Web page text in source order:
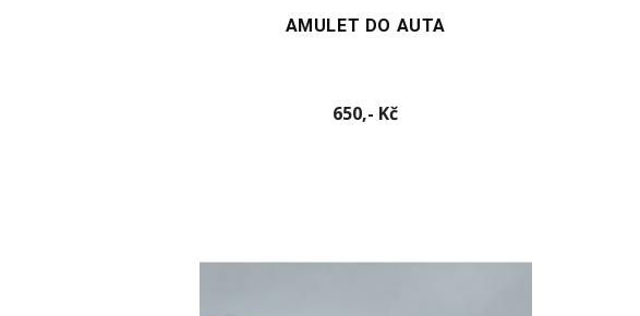
AMULET DO AUTA
650,- KčCena